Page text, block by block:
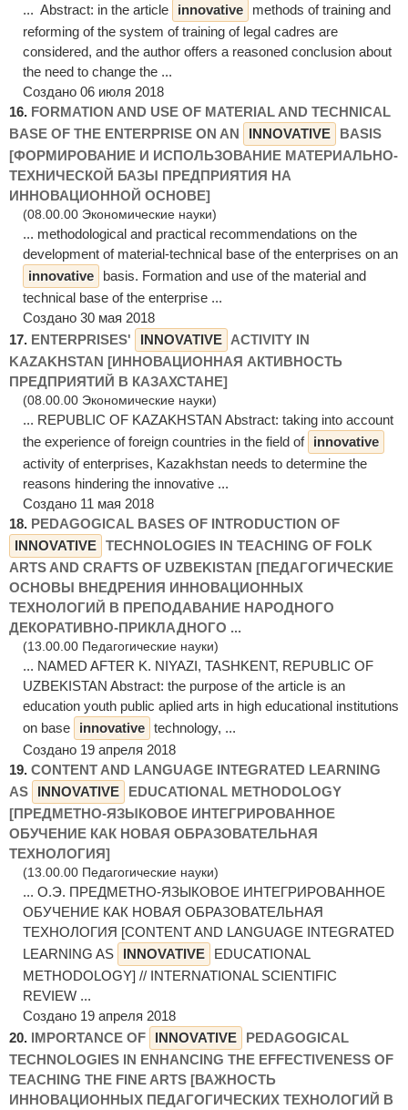
... Abstract: in the article innovative
methods of training and
reforming of the system of training of legal cadres are
considered, and the author offers a reasoned conclusion about
the need to change the ...
Создано 06 июля 2018
16. FORMATION AND USE OF MATERIAL AND TECHNICAL
BASE OF THE ENTERPRISE ON AN
INNOVATIVE
BASIS
[ФОРМИРОВАНИЕ И ИСПОЛЬЗОВАНИЕ МАТЕРИАЛЬНО-
ТЕХНИЧЕСКОЙ БАЗЫ ПРЕДПРИЯТИЯ НА
ИННОВАЦИОННОЙ ОСНОВЕ]
(08.00.00 Экономические науки)
... methodological and practical recommendations on the
development of material-technical base of the enterprises on an
innovative
basis. Formation and use of the material and
technical base of the enterprise ...
Создано 30 мая 2018
17. ENTERPRISES' INNOVATIVE ACTIVITY IN
KAZAKHSTAN [ИННОВАЦИОННАЯ АКТИВНОСТЬ
ПРЕДПРИЯТИЙ В КАЗАХСТАНЕ]
(08.00.00 Экономические науки)
... REPUBLIC OF KAZAKHSTAN Abstract: taking into account
the experience of foreign countries in the field of innovative
activity of enterprises, Kazakhstan needs to determine the
reasons hindering the innovative ...
Создано 11 мая 2018
18. PEDAGOGICAL BASES OF INTRODUCTION OF
INNOVATIVE TECHNOLOGIES IN TEACHING OF FOLK
ARTS AND CRAFTS OF UZBEKISTAN [ПЕДАГОГИЧЕСКИЕ
ОСНОВЫ ВНЕДРЕНИЯ ИННОВАЦИОННЫХ
ТЕХНОЛОГИЙ В ПРЕПОДАВАНИЕ НАРОДНОГО
ДЕКОРАТИВНО-ПРИКЛАДНОГО ...
(13.00.00 Педагогические науки)
... NAMED AFTER K. NIYAZI, TASHKENT, REPUBLIC OF
UZBEKISTAN Abstract: the purpose of the article is an
education youth public aplied arts in high educational institutions
on base
innovative technology, ...
Создано 19 апреля 2018
19. CONTENT AND LANGUAGE INTEGRATED LEARNING
AS
INNOVATIVE
EDUCATIONAL METHODOLOGY
[ПРЕДМЕТНО-ЯЗЫКОВОЕ ИНТЕГРИРОВАННОЕ
ОБУЧЕНИЕ КАК НОВАЯ ОБРАЗОВАТЕЛЬНАЯ
ТЕХНОЛОГИЯ]
(13.00.00 Педагогические науки)
... О.Э. ПРЕДМЕТНО-ЯЗЫКОВОЕ ИНТЕГРИРОВАННОЕ
ОБУЧЕНИЕ КАК НОВАЯ ОБРАЗОВАТЕЛЬНАЯ
ТЕХНОЛОГИЯ [CONTENT AND LANGUAGE INTEGRATED
LEARNING AS
INNOVATIVE
EDUCATIONAL
METHODOLOGY] // INTERNATIONAL SCIENTIFIC
REVIEW ...
Создано 19 апреля 2018
20. IMPORTANCE OF INNOVATIVE
PEDAGOGICAL
TECHNOLOGIES IN ENHANCING THE EFFECTIVENESS OF
TEACHING THE FINE ARTS [ВАЖНОСТЬ
ИННОВАЦИОННЫХ ПЕДАГОГИЧЕСКИХ ТЕХНОЛОГИЙ В